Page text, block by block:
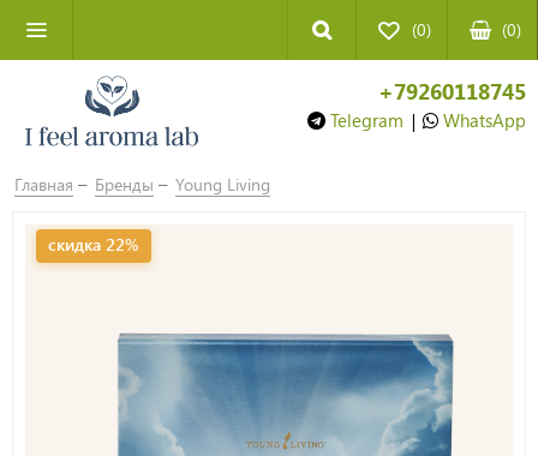
(0) (0)
+79260118745
Telegram | WhatsApp
Главная Бренды Young Living
скидка 22%